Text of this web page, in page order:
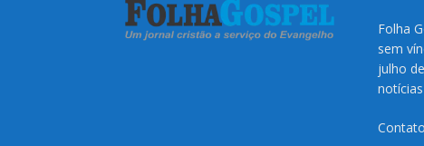
Folha
sem
julho